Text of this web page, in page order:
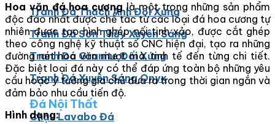
Tranh Đá Thạch Anh Đối Xứng
Tranh Đá Sơn Thủy Xuyên Sáng
Tranh Đá Granite Đối Xứng
Tranh Đá Xuyên Sáng Onyx
Đá Nội Thất
Chậu Lavabo Đá
Hoa văn đá hoa cươnglà một trong những sản phẩm
độc đáo nhất được chế tác từ các loại đá hoa cương tự
nhiên được tạo hình ghép nối tinh xảo, được cắt ghép
theo công nghệ kỹ thuật số CNC hiện đại, tạo ra những
đường nét hoa văn mượt mà, tinh tế đến từng chi tiết.
Đặc biệt loại đá này có thể đáp ứng toàn bộ những yêu
cầu hoặc ý tưởng gia chủ đưa ra trong thời gian ngắn và
đảm bảo nhu cầu tiến độ.
Hình dạng: